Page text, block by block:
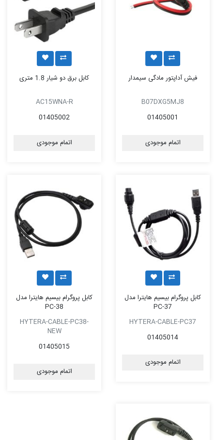
فیش آداپتور مادگی سیمدار
B07DXG5MJ8
01405001
اتمام موجودی
کابل برق دو شیار 1.8 متری
AC15WNA-R
01405002
اتمام موجودی
کابل پروگرام بیسیم هایترا مدل
PC-37
HYTERA-CABLE-PC37
01405014
اتمام موجودی
کابل پروگرام بیسیم هایترا مدل
PC-38
HYTERA-CABLE-PC38-
NEW
01405015
اتمام موجودی